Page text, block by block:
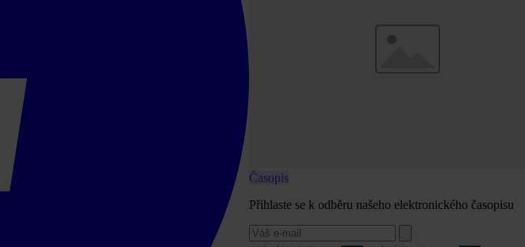
Časopis
Přihlaste se k odběru našeho elektronického časopisu